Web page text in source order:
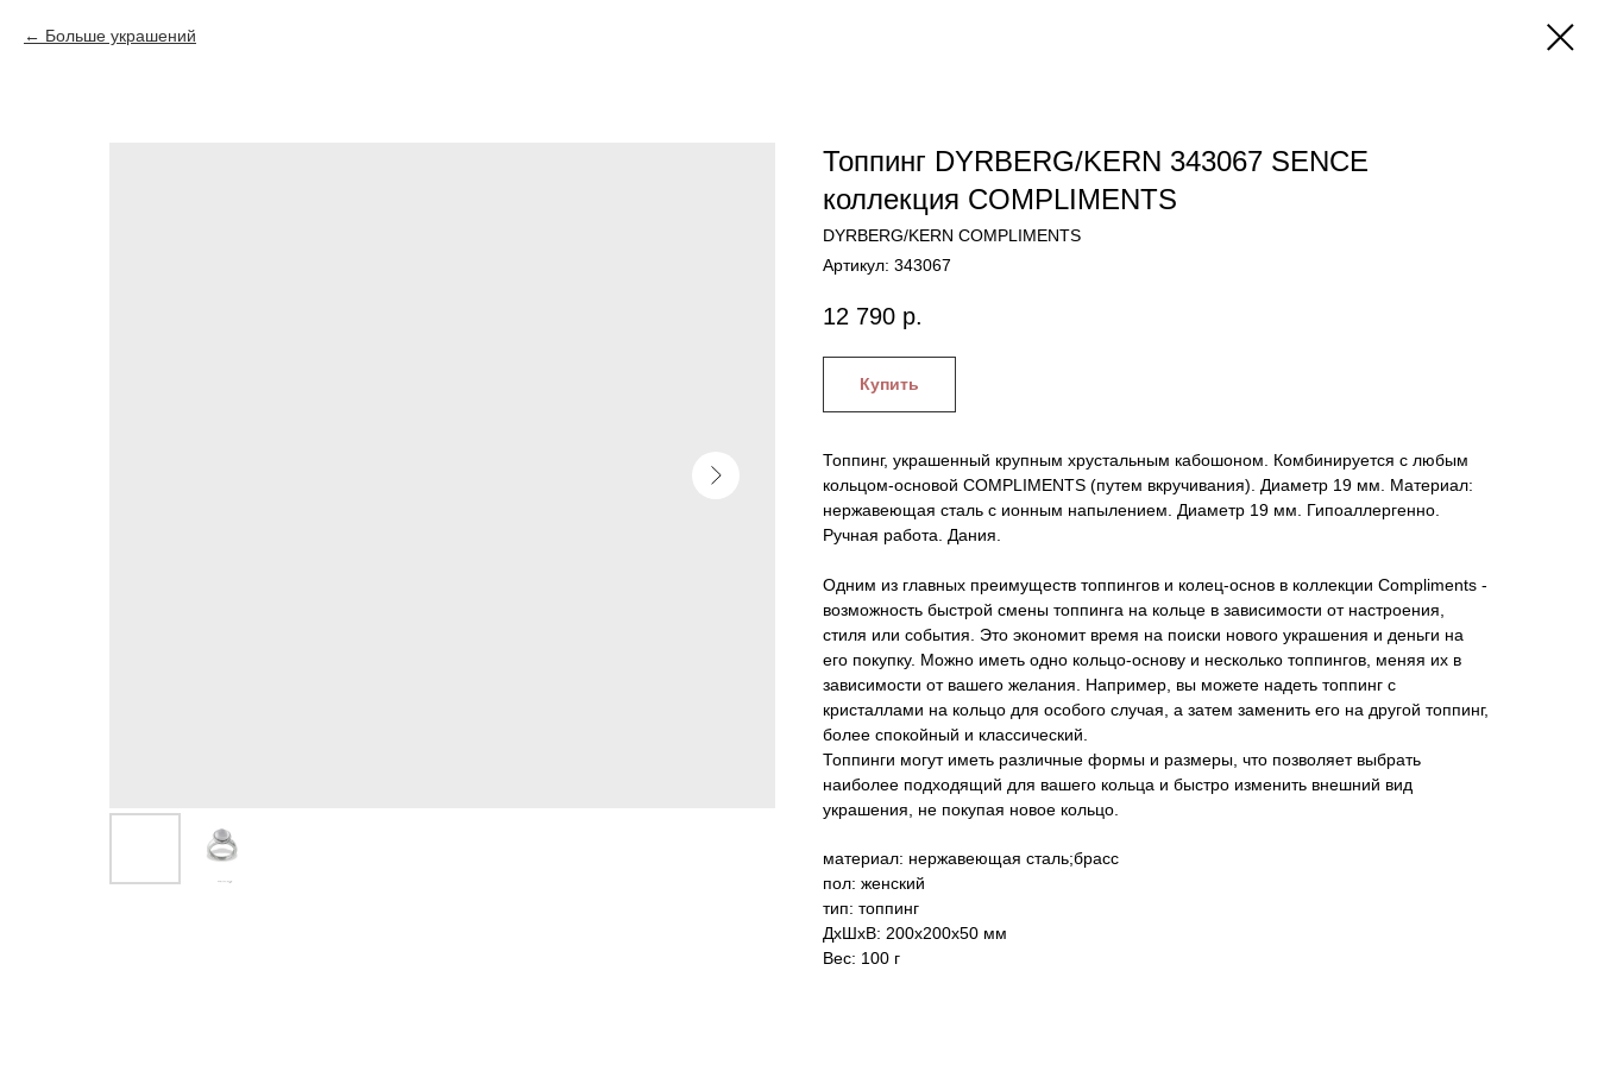
Больше украшений
Топпинг DYRBERG/KERN 343067 SENCE
коллекция COMPLIMENTS
DYRBERG/KERN COMPLIMENTS
Артикул: 343067
12 790 р.
Купить
Топпинг, украшенный крупным хрустальным кабошоном. Комбинируется с любым
кольцом-основой COMPLIMENTS (путем вкручивания). Диаметр 19 мм. Материал:
нержавеющая сталь с ионным напылением. Диаметр 19 мм. Гипоаллергенно.
Ручная работа. Дания.
Одним из главных преимуществ топпингов и колец-основ в коллекции Compliments -
возможность быстрой смены топпинга на кольце в зависимости от настроения,
стиля или события. Это экономит время на поиски нового украшения и деньги на
его покупку. Можно иметь одно кольцо-основу и несколько топпингов, меняя их в
зависимости от вашего желания. Например, вы можете надеть топпинг с
кристаллами на кольцо для особого случая, а затем заменить его на другой топпинг,
более спокойный и классический.
Топпинги могут иметь различные формы и размеры, что позволяет выбрать
наиболее подходящий для вашего кольца и быстро изменить внешний вид
украшения, не покупая новое кольцо.
материал: нержавеющая сталь;брасс
пол: женский
тип: топпинг
ДxШxВ: 200x200x50 мм
Вес: 100 г